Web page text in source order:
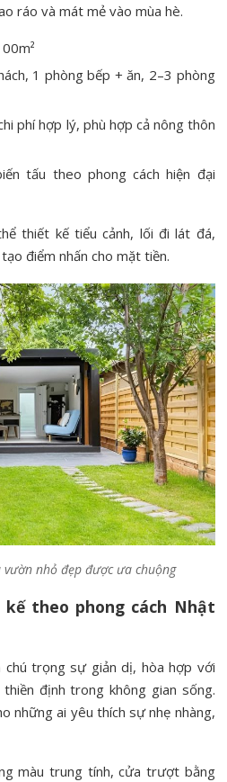
ráo và mát mẻ vào mùa hè.
1 phòng bếp + ăn, 2–3 phòng
phí hợp lý, phù hợp cả nông thôn
tấu theo phong cách hiện đại
thiết kế tiểu cảnh, lối đi lát đá,
điểm nhấn cho mặt tiền.
nhỏ đẹp được ưa chuộng
theo phong cách Nhật
chú trọng sự giản dị, hòa hợp với
định trong không gian sống.
những ai yêu thích sự nhẹ nhàng,
màu trung tính, cửa trượt bằng